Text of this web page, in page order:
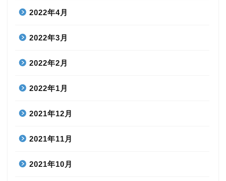
2022年4月
2022年3月
2022年2月
2022年1月
2021年12月
2021年11月
2021年10月